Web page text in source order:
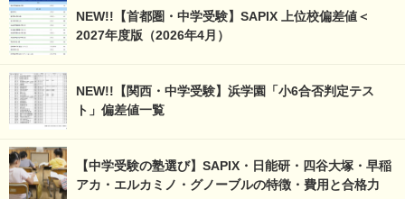
NEW!!【首都圏・中学受験】SAPIX 上位校偏差値＜
2027年度版（2026年4月）
NEW!!【関西・中学受験】浜学園「小6合否判定テス
ト」偏差値一覧
【中学受験の塾選び】SAPIX・日能研・四谷大塚・早稲
アカ・エルカミノ・グノーブルの特徴・費用と合格力